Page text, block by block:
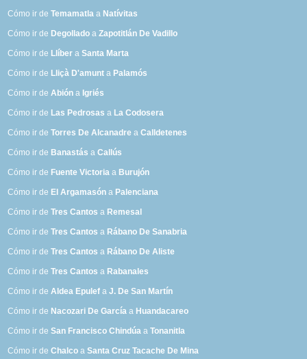
Cómo ir deTemamatla a Natívitas
Cómo ir de Degollado aZapotitlán De Vadillo
Cómo ir de Llíber aSanta Marta
Cómo ir de Lliçà D'amunt a Palamós
Cómo ir deAbión a Igriés
Cómo ir de Las Pedrosas a La Codosera
Cómo ir deTorres De Alcanadre aCalldetenes
Cómo ir de Banastás aCallús
Cómo ir de Fuente Victoria a Burujón
Cómo ir de El Argamasón a Palenciana
Cómo ir deTres Cantos a Remesal
Cómo ir deTres Cantos a Rábano De Sanabria
Cómo ir deTres Cantos a Rábano De Aliste
Cómo ir deTres Cantos a Rabanales
Cómo ir deAldea Epulef aJ. De San Martín
Cómo ir de Nacozari De García a Huandacareo
Cómo ir deSan Francisco Chindúa aTonanitla
Cómo ir deChalco aSanta Cruz Tacache De Mina